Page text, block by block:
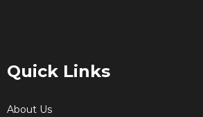
Quick Links
About Us